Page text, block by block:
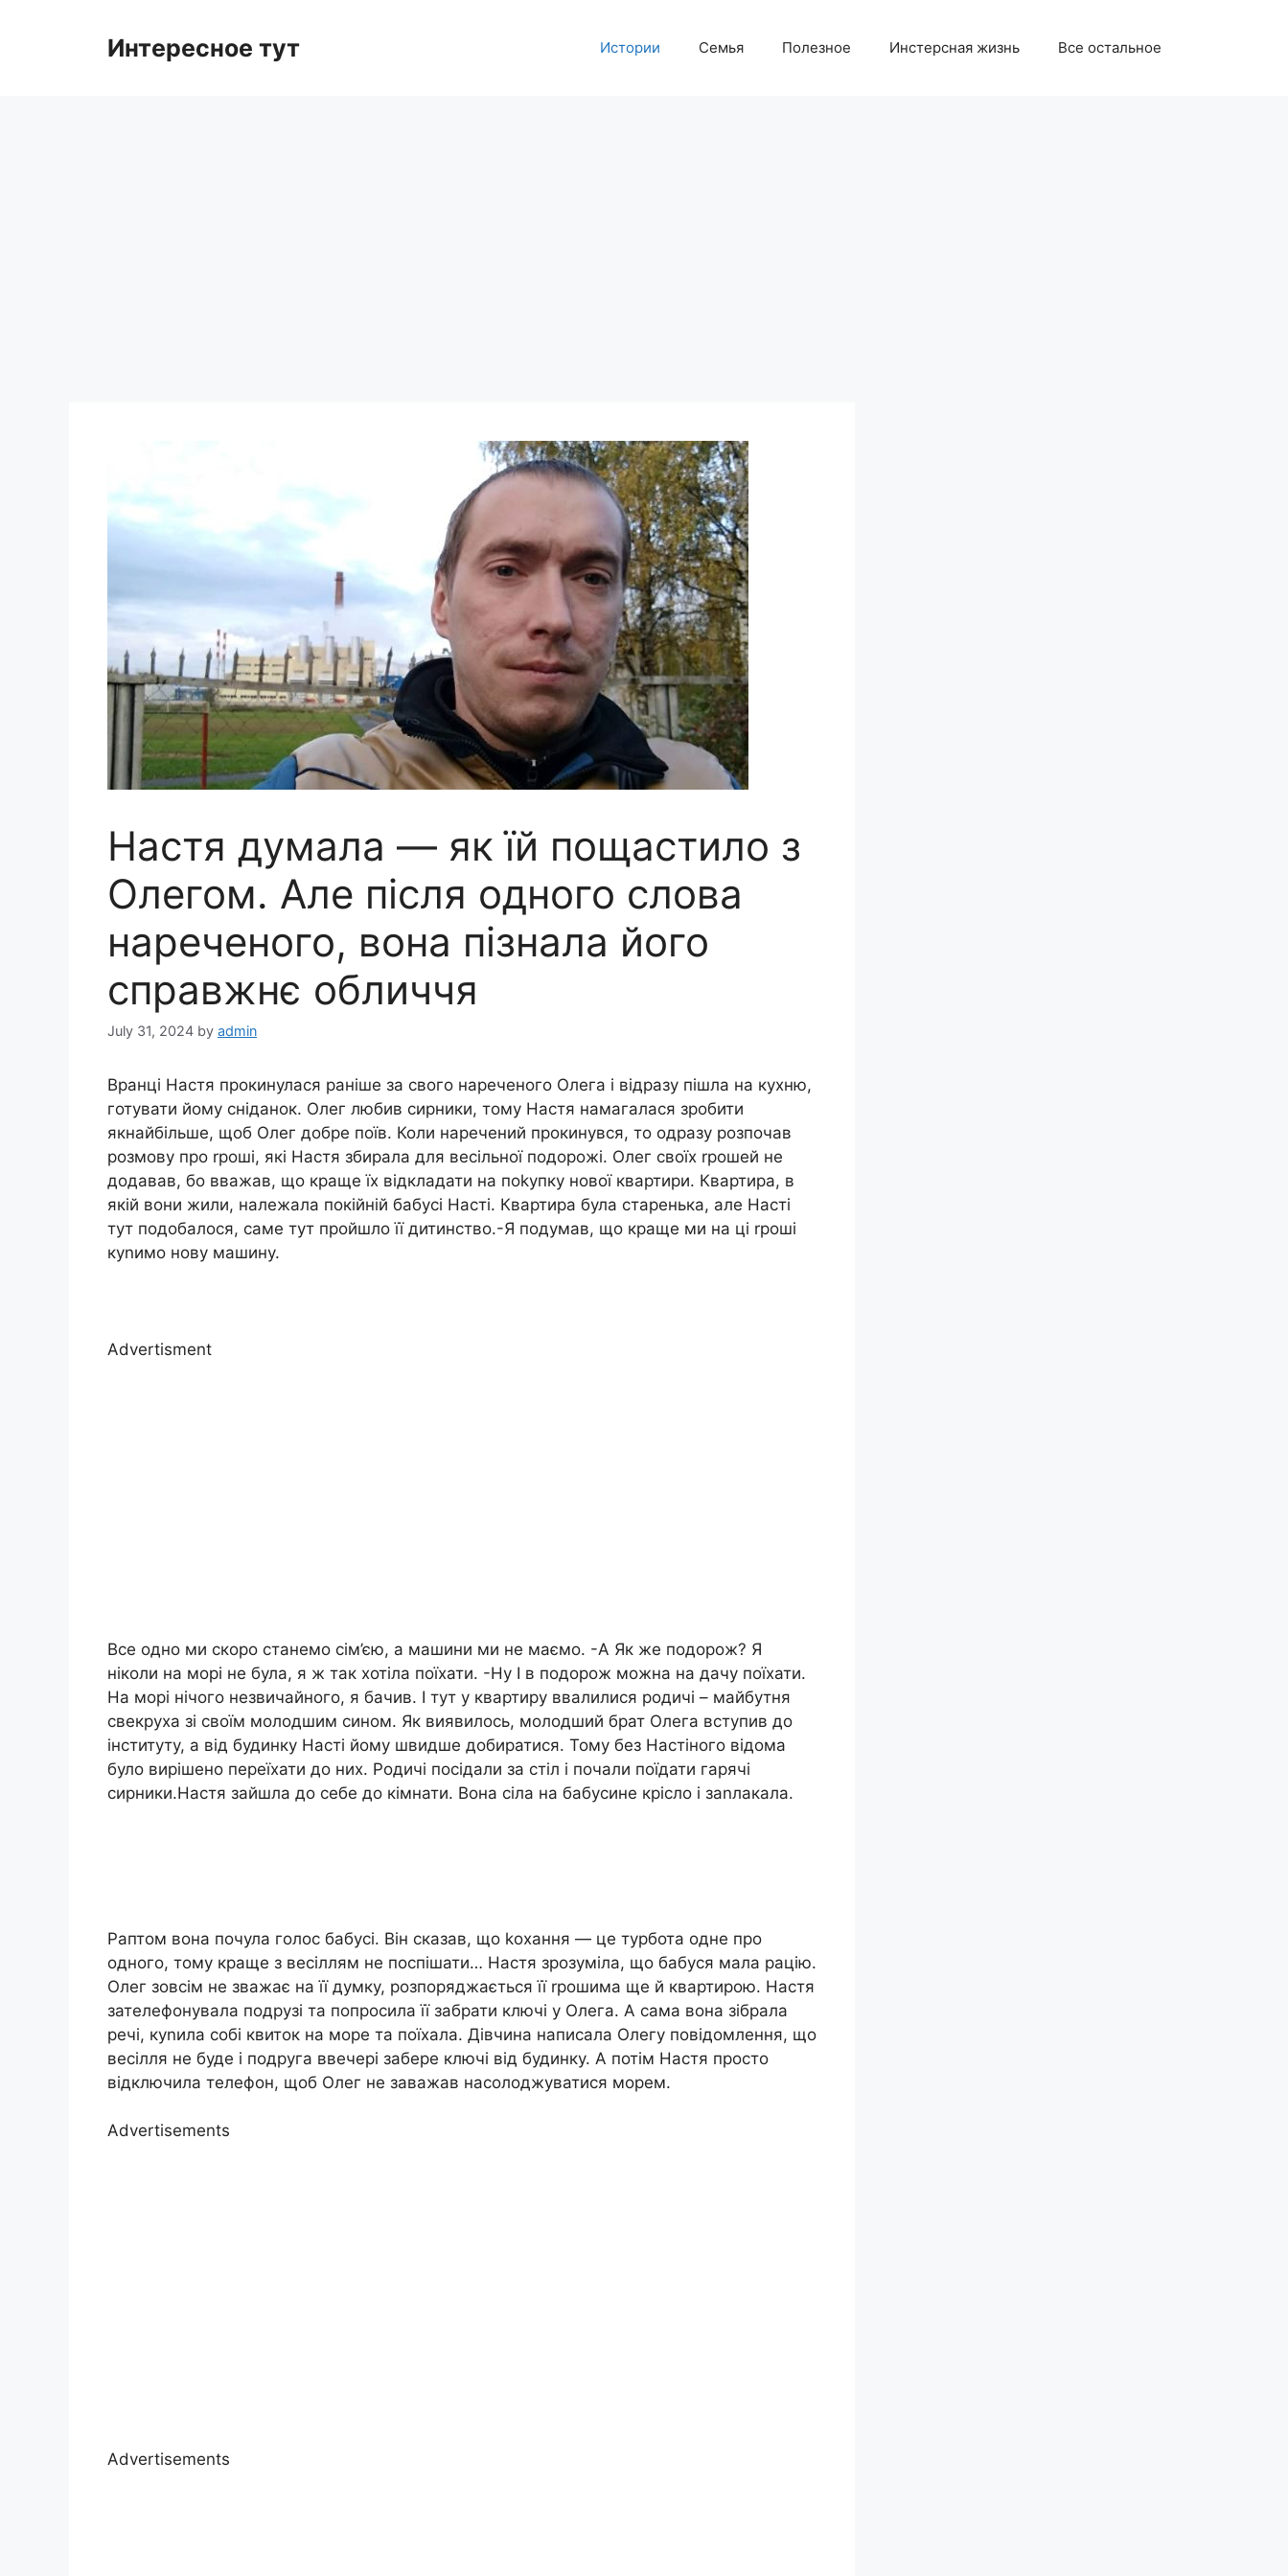
Интересное тут Истории Семья Полезное Инстерсная жизнь Все остальное
Настя думала — як їй пощастило з
Олегом. Але після одного слова
нареченого, вона пізнала його
справжнє обличчя
July 31, 2024 by admin
Вранці Настя прокинулася раніше за свого нареченого Олега і відразу пішла на кухню,
готувати йому сніданок. Олег любив сирники, тому Настя намагалася зробити
якнайбільше, щоб Олег добре поїв. Коли наречений прокинувся, то одразу розпочав
розмову про rроші, які Настя збирала для весільної подорожі. Олег своїх rрошей не
додавав, бо вважав, що краще їх відкладати на поkупку нової квартири. Квартира, в
якій вони жили, належала покійній бабусі Насті. Квартира була старенька, але Насті
тут подобалося, саме тут пройшло її дитинство.-Я подумав, що краще ми на ці rроші
куnимо нову машину.
Advertisment
Все одно ми скоро станемо сім’єю, а машини ми не маємо. -А Як же подорож? Я
ніколи на морі не була, я ж так хотіла поїхати. -Ну І в подорож можна на дачу поїхати.
На морі нічого незвичайного, я бачив. І тут у квартиру ввалилися родичі – майбутня
свекруха зі своїм молодшим сином. Як виявилось, молодший брат Олега вступив до
інституту, а від будинку Насті йому швидше добиратися. Тому без Настіного відома
було вирішено переїхати до них. Родичі посідали за стіл і почали поїдати гарячі
сирники.Настя зайшла до себе до кімнати. Вона сіла на бабусине крісло і заnлакала.
Раптом вона почула голос бабусі. Він сказав, що kохання — це турбота одне про
одного, тому краще з весіллям не поспішати… Настя зрозуміла, що бабуся мала рацію.
Олег зовсім не зважає на її думку, розпоряджається її rрошима ще й квартирою. Настя
зателефонувала подрузі та попросила її забрати ключі у Олега. А сама вона зібрала
речі, куnила собі квиток на море та поїхала. Дівчина написала Олегу повідомлення, що
весілля не буде і подруга ввечері забере ключі від будинку. А потім Настя просто
відключила телефон, щоб Олег не заважав насолоджуватися морем.
Advertisements
Advertisements